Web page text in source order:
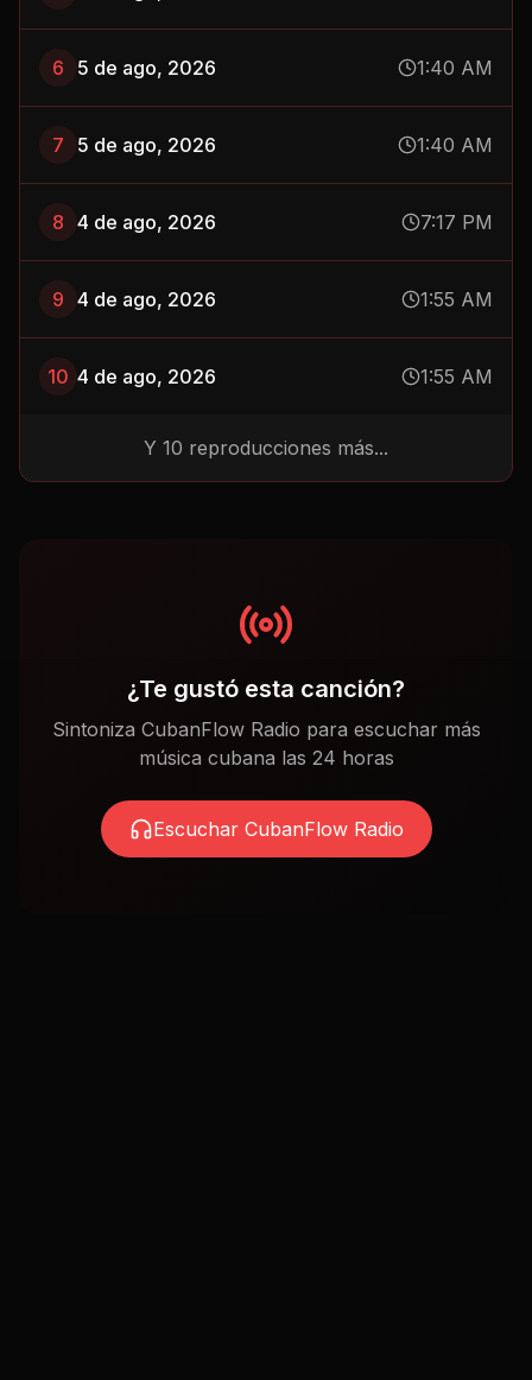
6 5 de ago, 2026 1:40 AM
7 5 de ago, 2026 1:40 AM
8 4 de ago, 2026 7:17 PM
9 4 de ago, 2026 1:55 AM
10 4 de ago, 2026 1:55 AM
Y 10 reproducciones más...
¿Te gustó esta canción?
Sintoniza CubanFlow Radio para escuchar más
música cubana las 24 horas
Escuchar CubanFlow Radio